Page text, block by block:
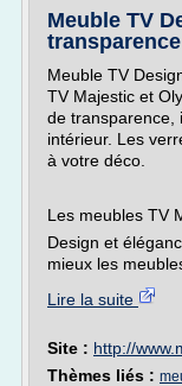
Meuble TV
Meuble TV
TV Majestic et
de transparence,
intérieur. Les
à votre déco.
Les meubles TV
Design et
mieux les
Lire la suite
Site : http://
Thèmes liés :